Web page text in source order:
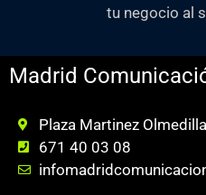
tu negocio al
Madrid
Plaza Martinez
671 40 03 08